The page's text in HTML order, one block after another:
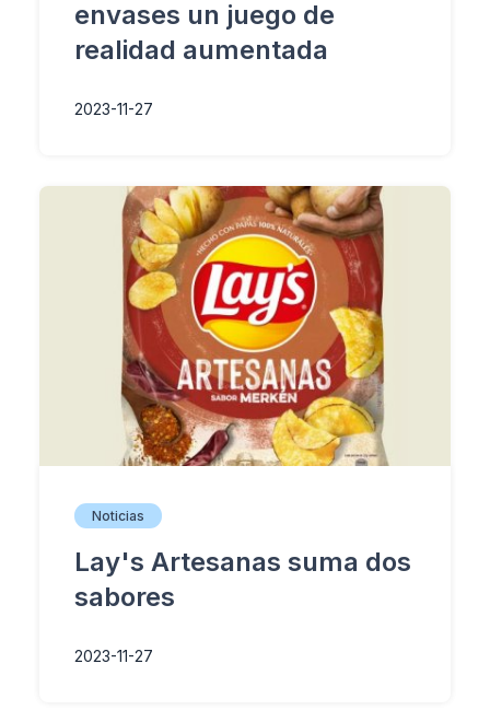
envases un juego de
realidad aumentada
2023-11-27
Noticias
Lay's Artesanas suma dos
sabores
2023-11-27